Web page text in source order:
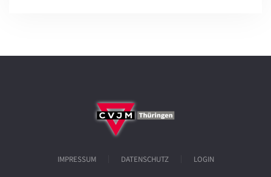
IMPRESSUM DATENSCHUTZ LOGIN